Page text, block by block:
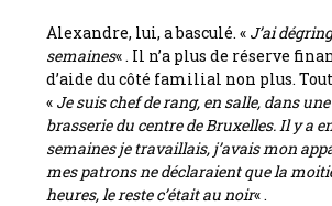
Alexandre, lui, a basculé. « J’ai
semaines« . Il n’a plus de réserve
d’aide du côté familial non plus.
« Je suis chef de rang, en salle, dans
brasserie du centre de Bruxelles. Il y a
semaines je travaillais, j’avais mon
mes patrons ne déclaraient que la
heures, le reste c’était au noir« .